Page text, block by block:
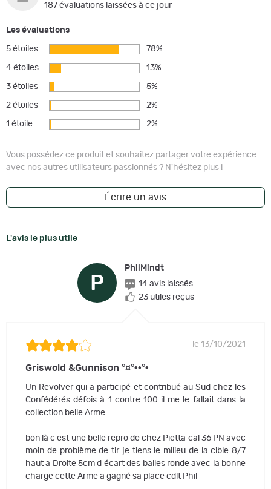
187 évaluations laissées à ce jour
Les évaluations
5 étoiles 78%
4 étoiles 13%
3 étoiles 5%
2 étoiles 2%
1 étoile 2%
Vous possédez ce produit et souhaitez partager votre expérience
avec nos autres utilisateurs passionnés ? N'hésitez plus !
Écrire un avis
L'avis le plus utile
P
PhilMindt
14 avis laissés
23 utiles reçus
le 13/10/2021
Griswold &Gunnison °¤°••°•
Un Revolver qui a participé et contribué au Sud chez les
Confédérés défois à 1 contre 100 il me le fallait dans la
collection belle Arme
bon là c est une belle repro de chez Pietta cal 36 PN avec
moin de problème de tir je tiens le milieu de la cible 8/7
haut a Droite 5cm d écart des balles ronde avec la bonne
charge cette Arme a gagné sa place cdlt Phil